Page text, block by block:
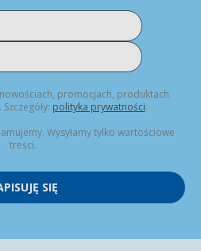
promocjach, produktach
polityka prywatności.
Wysyłamy tylko wartościowe
treści.
SIĘ